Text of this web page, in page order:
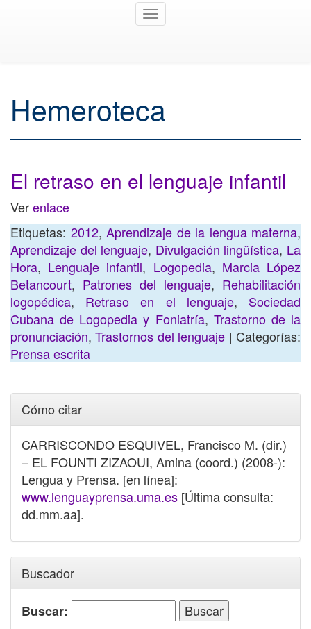
Toggle
Hemeroteca
El retraso en el lenguaje infantil
Verenlace
Etiquetas: 2012, Aprendizaje de la lengua materna,
Aprendizaje del lenguaje, Divulgación lingüística, La
Hora, Lenguaje infantil, Logopedia, Marcia López
Betancourt, Patrones del lenguaje, Rehabilitación
logopédica, Retraso en el lenguaje, Sociedad
Cubana de Logopedia y Foniatría, Trastorno de la
pronunciación,Trastornos del lenguaje | Categorías:
Prensa escrita
Cómo citar
CARRISCONDO ESQUIVEL, Francisco M. (dir.)
– EL FOUNTI ZIZAOUI, Amina (coord.) (2008-):
Lengua y Prensa. [en línea]:
www.lenguayprensa.uma.es [Última consulta:
dd.mm.aa].
Buscador
Buscar: